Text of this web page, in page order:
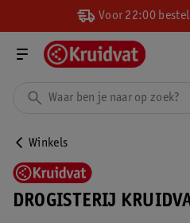
Voor 22:00
Winkels
DROGISTERIJ